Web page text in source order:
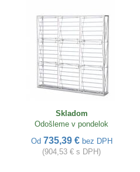
Skladom
Odošleme v pondelok
Od 735,39 € bez DPH
(904,53 € s DPH)